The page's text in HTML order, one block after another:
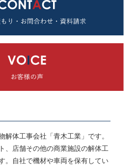
解体工事会社「青木工業」です。
、店舗その他の商業施設の解体工
。自社で機材や車両を保有してい